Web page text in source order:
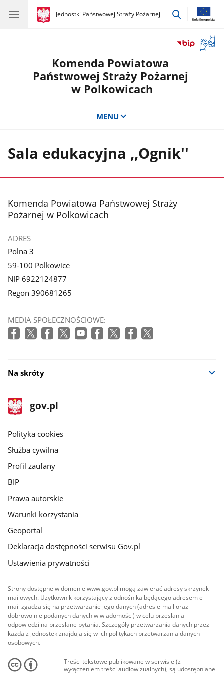
gov.pl
Jednostki Państwowej Straży Pożarnej
gov.pl
Jednostki
przejdź
okno
Komenda Powiatowa
Państwowej Straży Pożarnej
w Polkowicach
MENU
Sala edukacyjna ,,Ognik''
stopka
Komenda Powiatowa Państwowej Straży
Pożarnej w Polkowicach
ADRES
Polna 3
59-100 Polkowice
NIP 6922124877
Regon 390681265
MEDIA SPOŁECZNOŚCIOWE:
Na skróty
stopka
gov.pl
Strona
gov.pl
gov.pl
Polityka cookies
Służba cywilna
Profil zaufany
BIP
Prawa autorskie
Warunki korzystania
Geoportal
Deklaracja dostępności serwisu Gov.pl
Ustawienia prywatności
Strony dostępne w domenie www.gov.pl mogą zawierać adresy skrzynek
mailowych. Użytkownik korzystający z odnośnika będącego adresem e-
mail zgadza się na przetwarzanie jego danych (adres e-mail oraz
dobrowolnie podanych danych w wiadomości) w celu przesłania
odpowiedzi na przesłane pytania. Szczegóły przetwarzania danych przez
każdą z jednostek znajdują się w ich politykach przetwarzania danych
osobowych.
Treści tekstowe publikowane w serwisie (z
wyłączeniem treści audiowizualnych), są udostępniane